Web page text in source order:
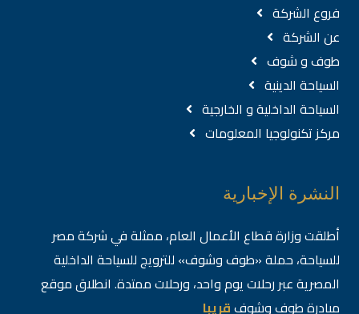
فروع الشركة
عن الشركة
طوف و شوف
السياحة الدينية
السياحة الداخلية و الخارجية
مركز تكنولوجيا المعلومات
النشرة الإخبارية
أطلقت وزارة قطاع الأعمال العام، ممثلة في شركة مصر
للسياحة، حملة «طوف وشوف» للترويج للسياحة الداخلية
المصرية عبر رحلات يوم واحد، ورحلات ممتدة. انطلاق موقع
مبادرة طوف وشوفقريبا